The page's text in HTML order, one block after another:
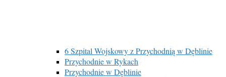
6 Szpital Wojskowy z Przychodnią w Dęblinie
Przychodnie w Rykach
Przychodnie w Dęblinie